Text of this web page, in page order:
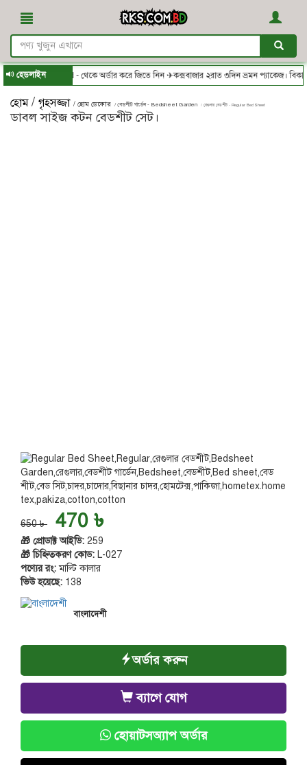
হেডলাইন
RKS.com.bd - থেকে অর্ডার করে জিতে নিন ✈কক্সবাজার ২রাত ৩দিন ভ্রমন প্যাকেজ।
হোম / গৃহসজ্জা / হোম ডেকোর / বেডশীট গার্ডেন - Bedsheet Garden / রেগুলার বেডশীট - Regular Bed Sheet
ডাবল সাইজ কটন বেডশীট সেট।
650 ৳ 470 ৳
🎁 প্রোডাক্ট আইডি: 259
🎁 চিহ্নিতকরণ কোড: L-027
পণ্যের রং:মাল্টি কালার
ভিউ হয়েছে: 138
বাংলাদেশী
অর্ডার করুন
ব্যাগে যোগ
হোয়াটসঅ্যাপ অর্ডার